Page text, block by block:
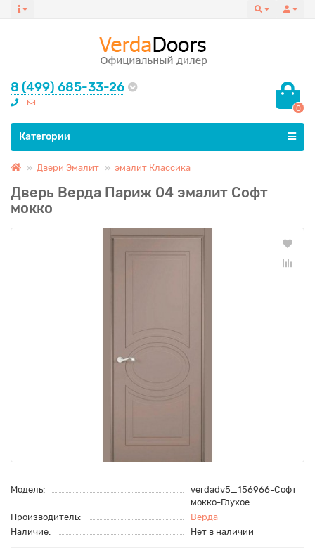
8 (499) 685-33-26
0
Все категории
Категории
Двери Эмалит эмалит Классика
Дверь Верда Париж 04 эмалит Софт
мокко
Модель:
verdadv5_156966-Софт
мокко-Глухое
Производитель:
Верда
Наличие:
Нет в наличии